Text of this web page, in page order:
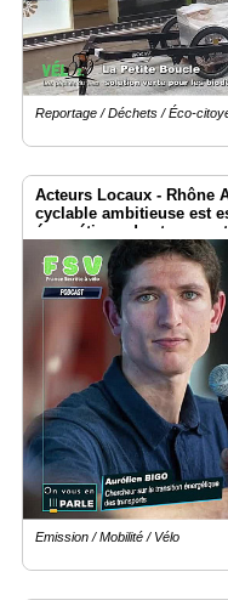
Reportage / Déchets / Éco-
Acteurs Locaux - Rhône
cyclable ambitieuse est
énergétique des transports
Emission / Mobilité / Vélo